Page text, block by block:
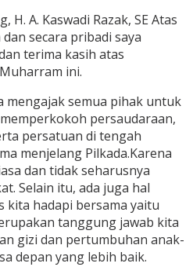
A. Kaswadi Razak, SE Atas
secara pribadi saya
terima kasih atas
ini.
mengajak semua pihak untuk
persaudaraan,
persatuan di tengah
menjelang Pilkada.Karena
dan tidak seharusnya
Selain itu, ada juga hal
kita hadapi bersama yaitu
tanggung jawab kita
gizi dan pertumbuhan anak-
depan yang lebih baik.